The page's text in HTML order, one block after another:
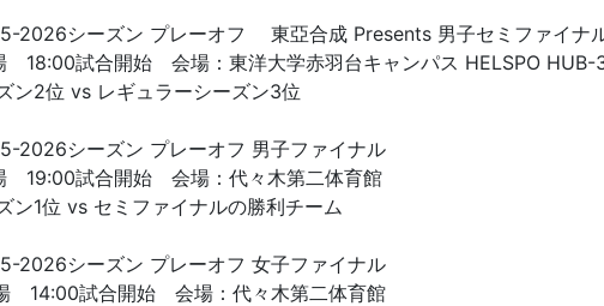
2026シーズン プレーオフ 東亞合成 Presents 男子セミファイナ
試合開始 会場：東洋大学赤羽台キャンパス HELSPO HUB-
2位 vs レギュラーシーズン3位
2026シーズン プレーオフ 男子ファイナル
19:00試合開始 会場：代々木第二体育館
1位 vs セミファイナルの勝利チーム
2026シーズン プレーオフ 女子ファイナル
14:00試合開始 会場：代々木第二体育館